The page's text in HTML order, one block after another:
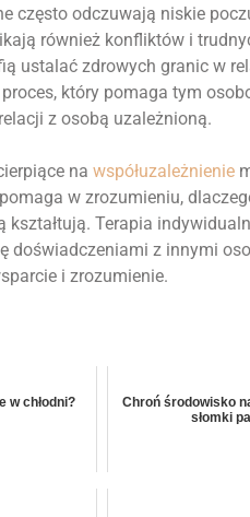
często odczuwają niskie
również konfliktów i
ustalać zdrowych granic w
który pomaga tym
z osobą uzależnioną.
na współuzależnienie
w zrozumieniu,
kształtują. Terapia
doświadczeniami z innymi
i zrozumienie.
w chłodni?
Chroń środowisko
słomki